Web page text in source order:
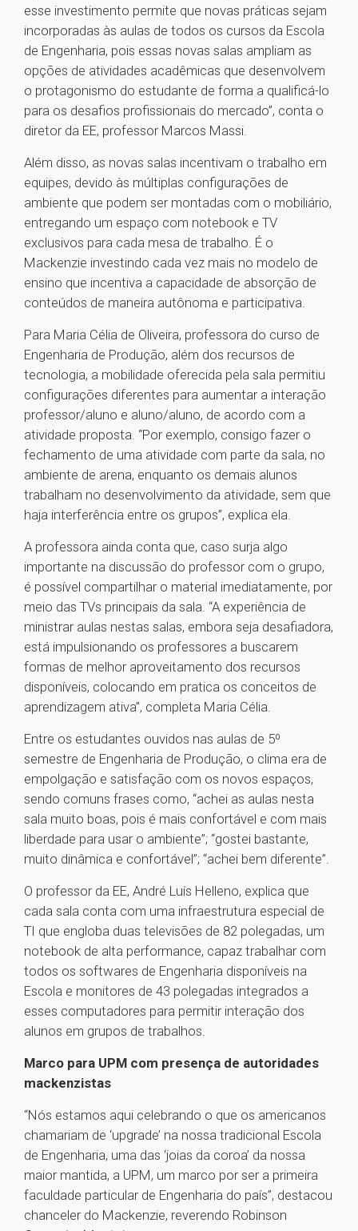
esse investimento permite que novas práticas sejam
incorporadas às aulas de todos os cursos da Escola
de Engenharia, pois essas novas salas ampliam as
opções de atividades acadêmicas que desenvolvem
o protagonismo do estudante de forma a qualificá-lo
para os desafios profissionais do mercado”, conta o
diretor da EE, professor Marcos Massi.
Além disso, as novas salas incentivam o trabalho em
equipes, devido às múltiplas configurações de
ambiente que podem ser montadas com o mobiliário,
entregando um espaço com notebook e TV
exclusivos para cada mesa de trabalho. É o
Mackenzie investindo cada vez mais no modelo de
ensino que incentiva a capacidade de absorção de
conteúdos de maneira autônoma e participativa.
Para Maria Célia de Oliveira, professora do curso de
Engenharia de Produção, além dos recursos de
tecnologia, a mobilidade oferecida pela sala permitiu
configurações diferentes para aumentar a interação
professor/aluno e aluno/aluno, de acordo com a
atividade proposta. “Por exemplo, consigo fazer o
fechamento de uma atividade com parte da sala, no
ambiente de arena, enquanto os demais alunos
trabalham no desenvolvimento da atividade, sem que
haja interferência entre os grupos”, explica ela.
A professora ainda conta que, caso surja algo
importante na discussão do professor com o grupo,
é possível compartilhar o material imediatamente, por
meio das TVs principais da sala. “A experiência de
ministrar aulas nestas salas, embora seja desafiadora,
está impulsionando os professores a buscarem
formas de melhor aproveitamento dos recursos
disponíveis, colocando em pratica os conceitos de
aprendizagem ativa”, completa Maria Célia.
Entre os estudantes ouvidos nas aulas de 5º
semestre de Engenharia de Produção, o clima era de
empolgação e satisfação com os novos espaços,
sendo comuns frases como, “achei as aulas nesta
sala muito boas, pois é mais confortável e com mais
liberdade para usar o ambiente”; “gostei bastante,
muito dinâmica e confortável”; “achei bem diferente”.
O professor da EE, André Luís Helleno, explica que
cada sala conta com uma infraestrutura especial de
TI que engloba duas televisões de 82 polegadas, um
notebook de alta performance, capaz trabalhar com
todos os softwares de Engenharia disponíveis na
Escola e monitores de 43 polegadas integrados a
esses computadores para permitir interação dos
alunos em grupos de trabalhos.
Marco para UPM com presença de autoridades
mackenzistas
“Nós estamos aqui celebrando o que os americanos
chamariam de ‘upgrade’ na nossa tradicional Escola
de Engenharia, uma das ‘joias da coroa’ da nossa
maior mantida, a UPM, um marco por ser a primeira
faculdade particular de Engenharia do país”, destacou
chanceler do Mackenzie, reverendo Robinson